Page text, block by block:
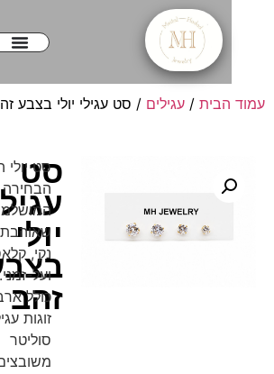
/עגילים / סט עגילי יולי בצבע זהב
עגילי
יולי
בצבע
זהב
סט יולי הוא
הבחירה
המושלמת למי
שאוהבת מראה
נקי, קלאסי
ועל-זמני. הסט
כולל ארבעה
זוגות עגילי
משובצים